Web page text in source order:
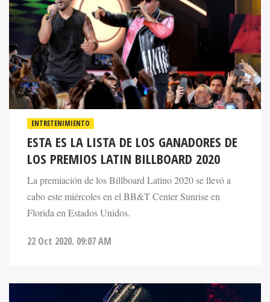
ENTRETENIMIENTO
ESTA ES LA LISTA DE LOS GANADORES DE
LOS PREMIOS LATIN BILLBOARD 2020
La premiación de los Billboard Latino 2020 se llevó a
cabo este miércoles en el BB&T Center Sunrise en
Florida en Estados Unidos.
22 Oct 2020. 09:07 AM